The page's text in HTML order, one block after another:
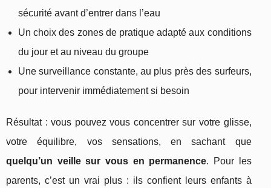
sécurité avant d’entrer dans l’eau
Un choix des zones de pratique adapté aux conditions
du jour et au niveau du groupe
Une surveillance constante, au plus près des surfeurs,
pour intervenir immédiatement si besoin
Résultat : vous pouvez vous concentrer sur votre glisse,
votre équilibre, vos sensations, en sachant que
quelqu’un veille sur vous en permanence. Pour les
parents, c’est un vrai plus : ils confient leurs enfants à